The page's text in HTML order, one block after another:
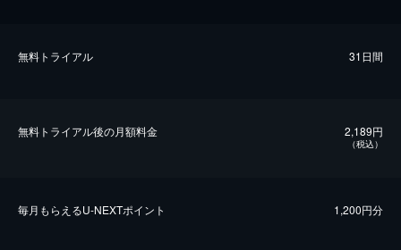
無料トライアル 31日間
無料トライアル後の⽉額料金 2,189円
（税込）
毎⽉もらえるU-NEXTポイント 1,200円分